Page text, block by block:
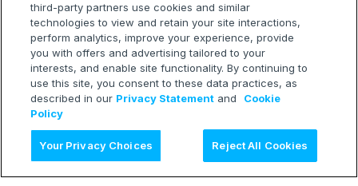
third-party partners use cookies and similar
technologies to view and retain your site interactions,
perform analytics, improve your experience, provide
you with offers and advertising tailored to your
interests, and enable site functionality. By continuing to
use this site, you consent to these data practices, as
described in our Privacy Statement and
Cookie
Policy
Your Privacy Choices Reject All Cookies